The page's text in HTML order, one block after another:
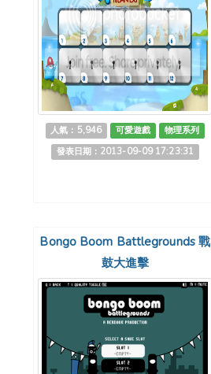
人氣：5,946 可愛遊戲
物理系列
發表日期：2013-09-09 17:23:31
Bongo Boom Battlegrounds 戰
鼓大進擊